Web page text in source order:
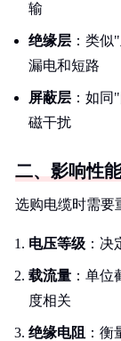
输
绝缘层 ：类
漏电和短路
屏蔽层 ：如
磁干扰
二、影响性
选购电缆时需要
电压等级 ：
载流量 ：单
度相关
绝缘电阻 ：